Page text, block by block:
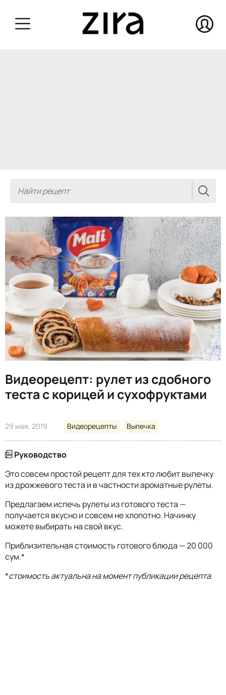
Видеорецепт: рулет из сдобного
теста с корицей и сухофруктами
29 мая, 2019 Видеорецепты Выпечка
Руководство
Это совсем простой рецепт для тех кто любит выпечку
из дрожжевого теста и в частности ароматные рулеты.
Предлагаем испечь рулеты из готового теста —
получается вкусно и совсем не хлопотно. Начинку
можете выбирать на свой вкус.
Приблизительная стоимость готового блюда — 20 000
сум.*
*стоимость актуальна на момент публикации рецепта.